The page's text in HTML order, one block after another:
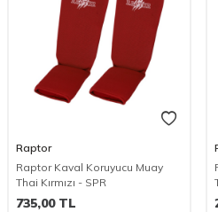
Raptor
Raptor Kaval Koruyucu Muay
Thai Kırmızı - SPR
735,00TL